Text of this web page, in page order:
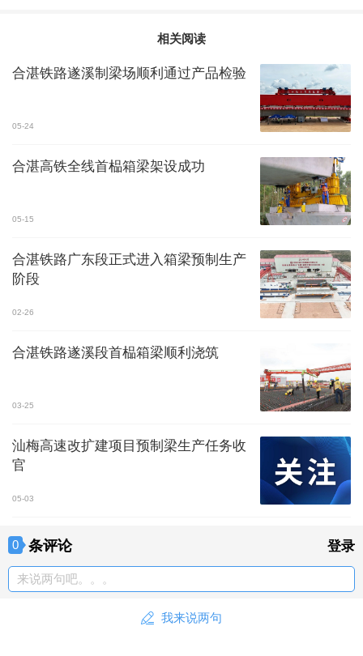
相关阅读
合湛铁路遂溪制梁场顺利通过产品检验
05-24
合湛高铁全线首榀箱梁架设成功
05-15
合湛铁路广东段正式进入箱梁预制生产
阶段
02-26
合湛铁路遂溪段首榀箱梁顺利浇筑
03-25
汕梅高速改扩建项目预制梁生产任务收
官
05-03
0 条评论 登录
来说两句吧。。。
我来说两句